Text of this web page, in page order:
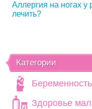
Аллергия на ногах у
лечить?
Категории
Здоровье